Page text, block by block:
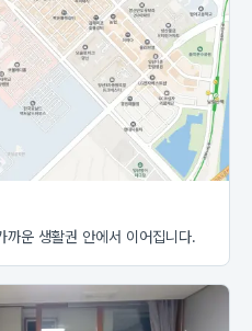
운 생활권 안에서 이어집니다.